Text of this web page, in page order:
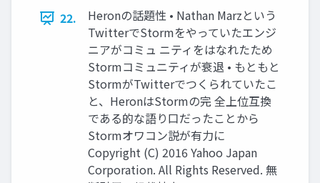
22.
Heronの話題性 • Nathan Marzという
TwitterでStormをやっていたエンジ
ニアがコミュ ニティをはなれたため
Stormコミュニティが衰退 • もともと
StormがTwitterでつくられていたこ
と、HeronはStormの完 全上位互換
である的な語り口だったことから
Stormオワコン説が有力に
Copyright (C) 2016 Yahoo Japan
Corporation. All Rights Reserved. 無